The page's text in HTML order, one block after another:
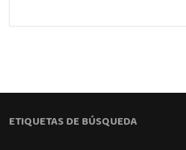
ETIQUETAS DE BÚSQUEDA